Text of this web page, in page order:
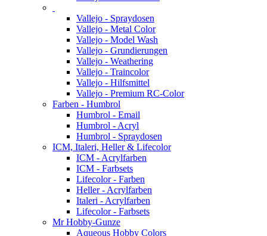
Vallejo - Spraydosen
Vallejo - Metal Color
Vallejo - Model Wash
Vallejo - Grundierungen
Vallejo - Weathering
Vallejo - Traincolor
Vallejo - Hilfsmittel
Vallejo - Premium RC-Color
Farben - Humbrol
Humbrol - Email
Humbrol - Acryl
Humbrol - Spraydosen
ICM, Italeri, Heller & Lifecolor
ICM - Acrylfarben
ICM - Farbsets
Lifecolor - Farben
Heller - Acrylfarben
Italeri - Acrylfarben
Lifecolor - Farbsets
Mr Hobby-Gunze
Aqueous Hobby Colors